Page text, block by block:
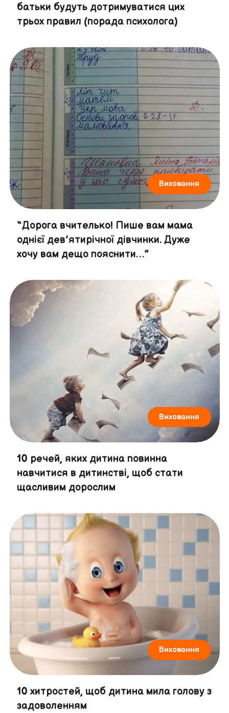
батьки будуть дотримуватися цих
трьох правил (порада психолога)
Виховання
“Дорога вчителько! Пише вам мама
однієї дев’ятирічної дівчинки. Дуже
хочу вам дещо пояснити…”
Виховання
10 речей, яких дитина повинна
навчитися в дитинстві, щоб стати
щасливим дорослим
Виховання
10 хитростей, щоб дитина мила голову з
задоволенням